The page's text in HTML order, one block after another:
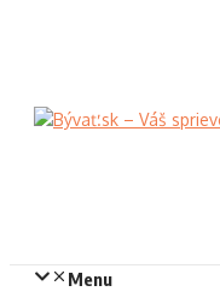
Menu